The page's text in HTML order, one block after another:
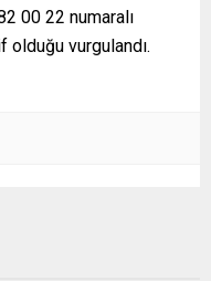
00 22 numaralı
olduğu vurgulandı.